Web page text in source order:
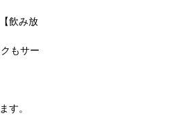
飲み放
もサー
す。